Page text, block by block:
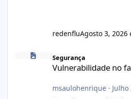
redenfluAgosto 3, 2026
Vulnerabilidade no famoso VOX
Segurança
Vulnerabilidade no
msaulohenrique· Julho